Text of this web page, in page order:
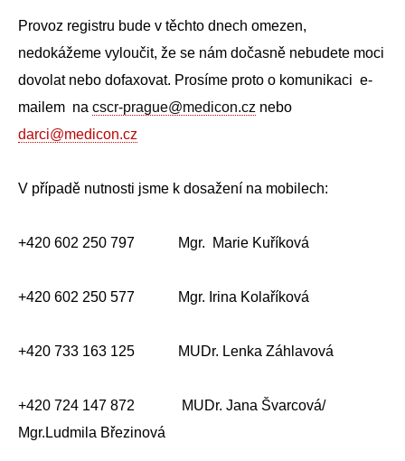
Provoz registru bude v těchto dnech omezen,
nedokážeme vyloučit, že se nám dočasně nebudete moci
dovolat nebo dofaxovat. Prosíme proto o komunikaci e-
mailem na cscr-prague@medicon.cz nebo
darci@medicon.cz
V případě nutnosti jsme k dosažení na mobilech:
+420 602 250 797 Mgr. Marie Kuříková
+420 602 250 577 Mgr. Irina Kolaříková
+420 733 163 125 MUDr. Lenka Záhlavová
+420 724 147 872 MUDr. Jana Švarcová/
Mgr.Ludmila Březinová